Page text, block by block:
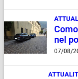
nel
07/08/